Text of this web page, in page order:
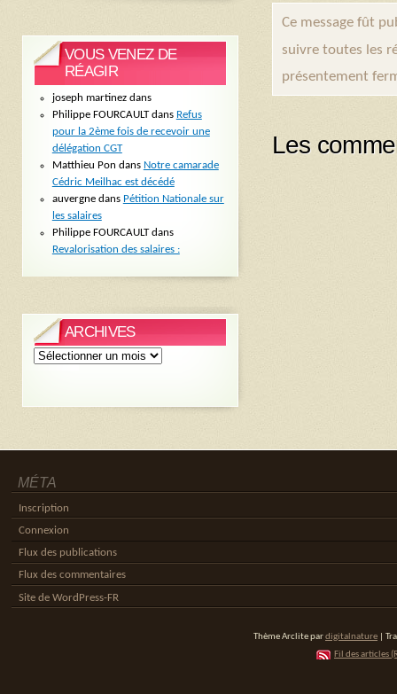
Ce message fût
suivre toutes les
présentement
Les
VOUS VENEZ DE
RÉAGIR
joseph martinezdans
Philippe FOURCAULTdans Refus
pour la 2ème fois de recevoir une
délégation CGT
Matthieu Pon dans Notre camarade
Cédric Meilhac est décédé
auvergnedans Pétition Nationale sur
les salaires
Philippe FOURCAULTdans
Revalorisation des salaires :
ARCHIVES
Archives
MÉTA
Inscription
Connexion
Flux des publications
Flux des commentaires
Site de WordPress-FR
Thème Arclite pardigitalnature |
Fil des articles